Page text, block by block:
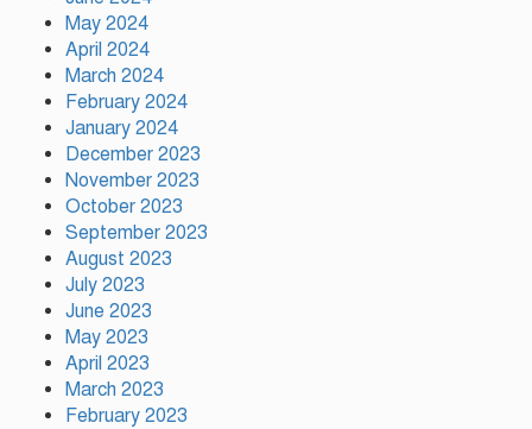
May 2024
April 2024
March 2024
February 2024
January 2024
December 2023
November 2023
October 2023
September 2023
August 2023
July 2023
June 2023
May 2023
April 2023
March 2023
February 2023